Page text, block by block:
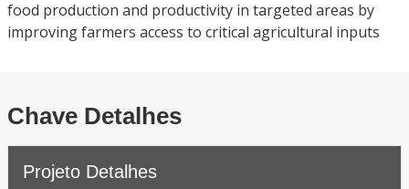
food production and productivity in targeted areas by
improving farmers access to critical agricultural inputs
Chave Detalhes
Projeto Detalhes